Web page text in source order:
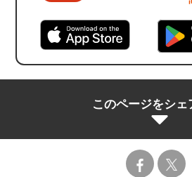
このページをシェ